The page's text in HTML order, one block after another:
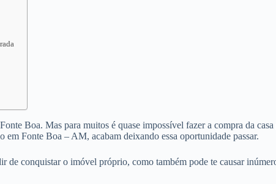
Boa. Mas para muitos é quase impossível fazer a compra da
Fonte Boa – AM, acabam deixando essa oportunidade passar.
conquistar o imóvel próprio, como também pode te causar